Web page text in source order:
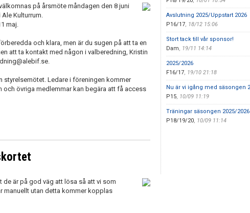
på årsmöte måndagen den 8 juni
Kulturrum.
maj.
och klara, men är du sugen på att ta en
att ta kontakt med någon i valberedning, Kristin
styrelsemötet. Ledare i föreningen kommer
övriga medlemmar kan begära att få access
är på god väg att lösa så att vi som
manuellt utan detta kommer kopplas
Avslutning 2025/Uppstart 2026
P16/17, 18/12 15:06
Stort tack till vår sponsor!
Dam, 19/11 14:14
2025/2026
F16/17, 19/10 21:18
Nu är vi igång med säsongen
P15, 10/09 11:19
Träningar säsongen 2025/
P18/19/20, 10/09 11:14